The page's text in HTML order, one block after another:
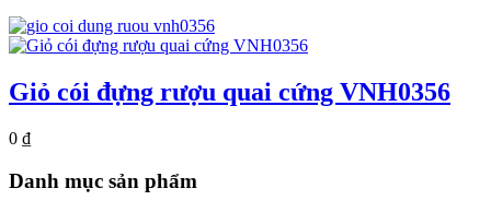
Giỏ cói đựng rượu quai cứng VNH0356
0 ₫
Danh mục sản phẩm